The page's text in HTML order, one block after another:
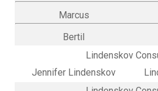
Marcus
Bertil
Lindenskov
Jennifer Lindenskov